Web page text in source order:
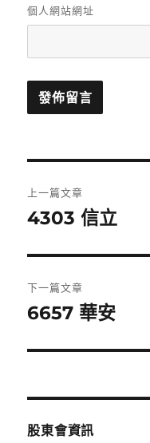
個人網站網址
章
覽
上一篇文章
上
篇
文
章:
4303 信立
下一篇文章
下
篇
章:
6657 華安
股東會資訊